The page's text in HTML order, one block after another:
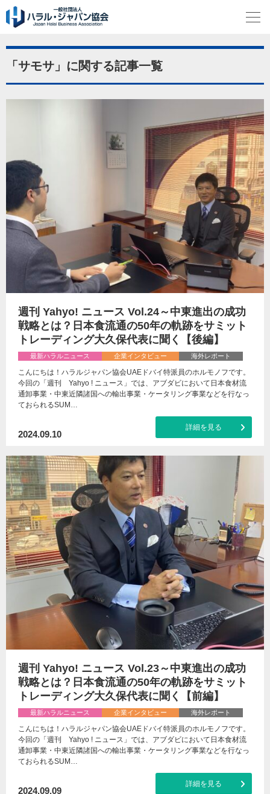
「サモサ」に関する記事一覧
週刊 Yahyo! ニュース Vol.24～中東進出の成功
戦略とは？日本食流通の50年の軌跡をサミット
トレーディング大久保代表に聞く【後編】
最新ハラルニュース 企業インタビュー 海外レポート
こんにちは！ハラルジャパン協会UAEドバイ特派員のホルモノフです。
今回の「週刊 Yahyo ! ニュース」では、アブダビにおいて日本食材流
通卸事業・中東近隣諸国への輸出事業・ケータリング事業などを行なっ
ておられるSUM…
2024.09.10
詳細を見る
週刊 Yahyo! ニュース Vol.23～中東進出の成功
戦略とは？日本食流通の50年の軌跡をサミット
トレーディング大久保代表に聞く【前編】
最新ハラルニュース 企業インタビュー 海外レポート
こんにちは！ハラルジャパン協会UAEドバイ特派員のホルモノフです。
今回の「週刊 Yahyo ! ニュース」では、アブダビにおいて日本食材流
通卸事業・中東近隣諸国への輸出事業・ケータリング事業などを行なっ
ておられるSUM…
2024.09.09
詳細を見る